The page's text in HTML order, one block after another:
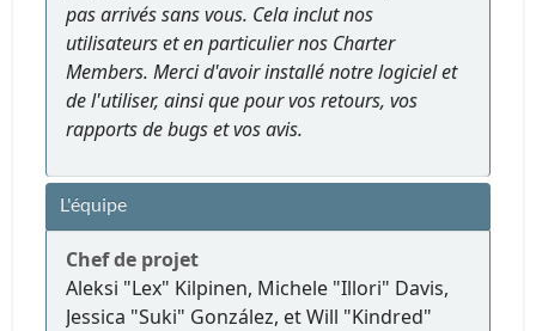
pas arrivés sans vous. Cela inclut nos
utilisateurs et en particulier nos Charter
Members. Merci d'avoir installé notre logiciel et
de l'utiliser, ainsi que pour vos retours, vos
rapports de bugs et vos avis.
L'équipe
Chef de projet
Aleksi "Lex" Kilpinen, Michele "Illori" Davis,
Jessica "Suki" González, et Will "Kindred"